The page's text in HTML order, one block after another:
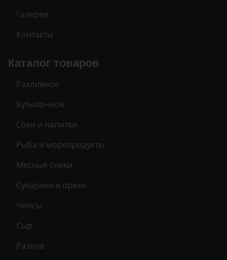
Галерея
Контакты
Каталог товаров
Разливное
Бутылочное
Соки и напитки
Рыба и морепродукты
Мясные снеки
Сухарики и орехи
Чипсы
Сыр
Разное